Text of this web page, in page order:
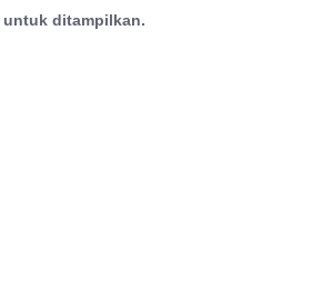
ditampilkan.